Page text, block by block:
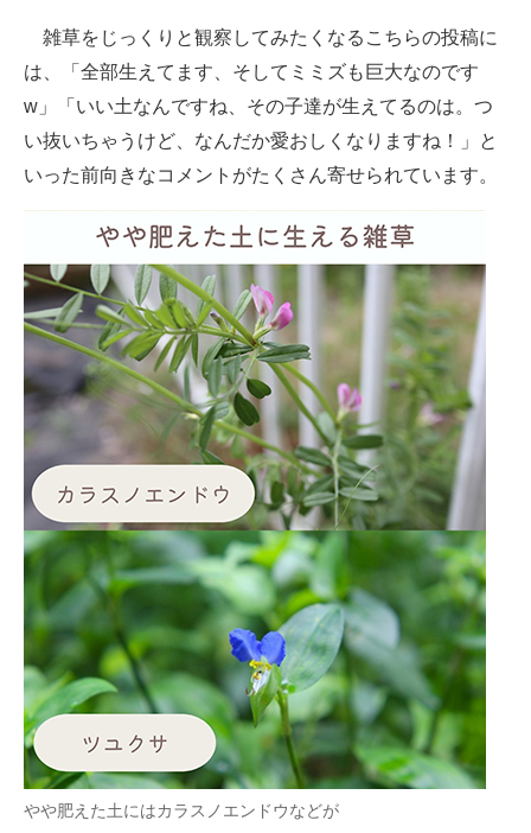
雑草をじっくりと観察してみたくなるこちらの投稿に
は、「全部生えてます、そしてミミズも巨大なのです
w」「いい土なんですね、その子達が生えてるのは。つ
い抜いちゃうけど、なんだか愛おしくなりますね！」と
いった前向きなコメントがたくさん寄せられています。
やや肥えた土にはカラスノエンドウなどが